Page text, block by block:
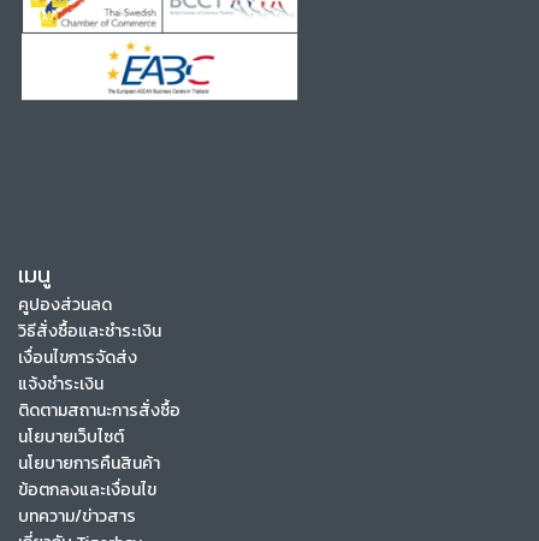
เมนู
คูปองส่วนลด
วิธีสั่งซื้อและชำระเงิน
เงื่อนไขการจัดส่ง
แจ้งชำระเงิน
ติดตามสถานะการสั่งซื้อ
นโยบายเว็บไซต์
นโยบายการคืนสินค้า
ข้อตกลงและเงื่อนไข
บทความ/ข่าวสาร